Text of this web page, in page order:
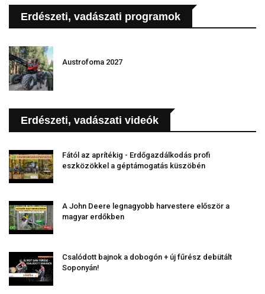
Erdészeti, vadászati programok
Austrofoma 2027
Erdészeti, vadászati videók
Fától az aprítékig - Erdőgazdálkodás profi
eszközökkel a géptámogatás küszöbén
A John Deere legnagyobb harvestere először a
magyar erdőkben
Csalódott bajnok a dobogón + új fűrész debütált
Soponyán!